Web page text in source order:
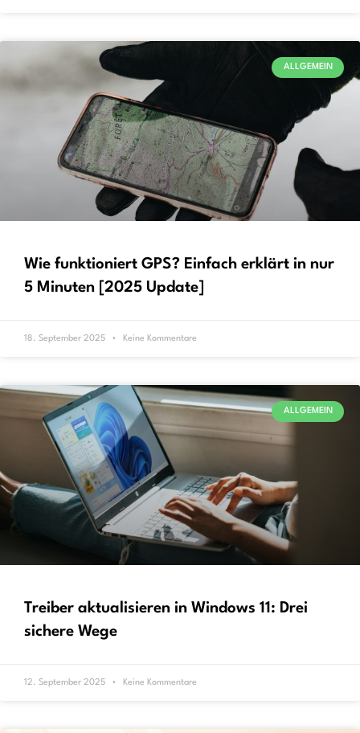
ALLGEMEIN
Wie funktioniert GPS? Einfach erklärt in nur
5 Minuten [2025 Update]
18. September 2025 Keine Kommentare
ALLGEMEIN
Treiber aktualisieren in Windows 11: Drei
sichere Wege
12. September 2025 Keine Kommentare